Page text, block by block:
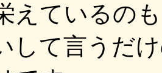
えているの
して言うだ